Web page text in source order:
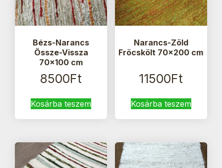
Bézs-Narancs
Össze-Vissza
70×100 cm
8500Ft
Kosárba teszem
Narancs-Zöld
Fröcskölt 70×200 cm
11500Ft
Kosárba teszem